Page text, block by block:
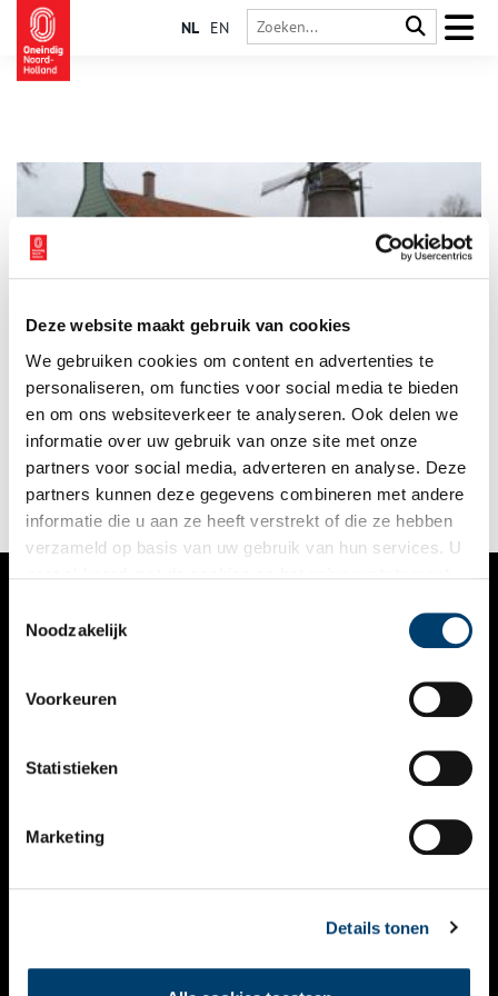
Deze website maakt gebruik van cookies
We gebruiken cookies om content en advertenties te
personaliseren, om functies voor social media te bieden
en om ons websiteverkeer te analyseren. Ook delen we
informatie over uw gebruik van onze site met onze
partners voor social media, adverteren en analyse. Deze
partners kunnen deze gegevens combineren met andere
informatie die u aan ze heeft verstrekt of die ze hebben
verzameld op basis van uw gebruik van hun services. U
Noodzakelijk
Voorkeuren
Statistieken
Marketing
Details tonen
NL EN
De schuur naast ‘De Paauw’ is een provinciaal monument.
Ernaast staat een juweeltje: de enige hennepklopwindmolen
ter wereld. Vrijwilligers blazen hier een oud ambacht nieuw
leven in.
VERHALEN
KALENDER
THEMA’S
VIDEO’S
CONTACT